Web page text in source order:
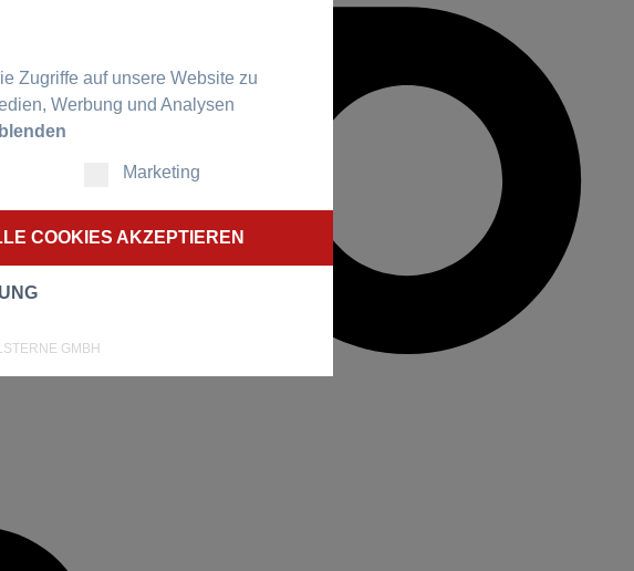
Zugriffe auf unsere Website zu
Werbung und Analysen
Marketing
COOKIES AKZEPTIEREN
GMBH